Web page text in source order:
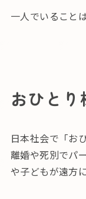
一人でいること
おひと
日本社会で「お
離婚や死別でパ
や子どもが遠方